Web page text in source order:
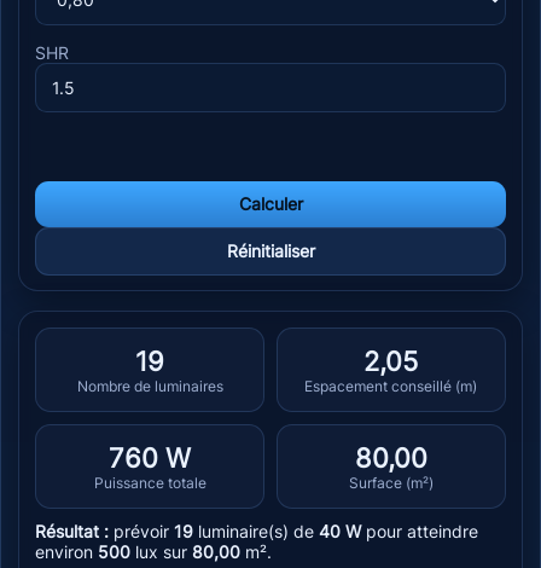
SHR
Calculer
Réinitialiser
19
Nombre de luminaires
2,05
Espacement conseillé (m)
760 W
Puissance totale
80,00
Surface (m²)
Résultat : prévoir19 luminaire(s) de40 Wpour atteindre
environ 500 lux sur 80,00 m².